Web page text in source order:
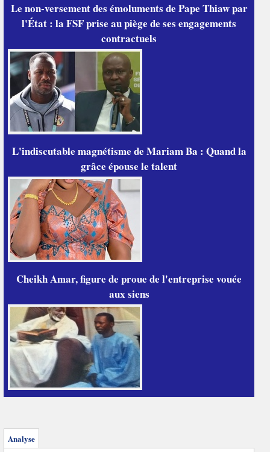
Le non-versement des émoluments de Pape Thiaw par
l'État : la FSF prise au piège de ses engagements
contractuels
L'indiscutable magnétisme de Mariam Ba : Quand la
grâce épouse le talent
Cheikh Amar, figure de proue de l'entreprise vouée
aux siens
Analyse